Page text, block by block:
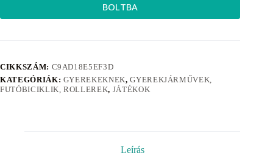
BOLTBA
CIKKSZÁM: C9AD18E5EF3D
KATEGÓRIÁK: GYEREKEKNEK,GYEREKJÁRMŰVEK,
FUTÓBICIKLIK, ROLLEREK, JÁTÉKOK
Leírás